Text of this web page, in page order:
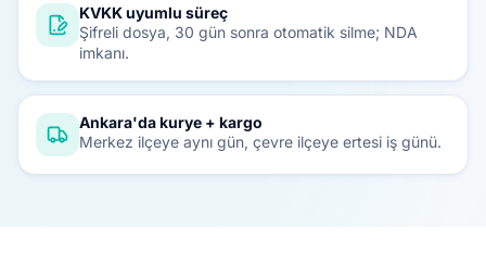
KVKK uyumlu süreç
Şifreli dosya, 30 gün sonra otomatik silme; NDA
imkanı.
Ankara'da kurye + kargo
Merkez ilçeye aynı gün, çevre ilçeye ertesi iş günü.